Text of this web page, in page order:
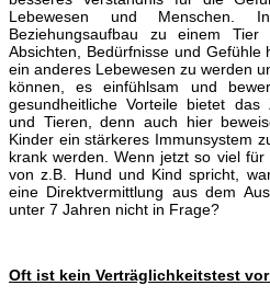
Lebewesen und
Beziehungsaufbau zu einem
Absichten, Bedürfnisse und Gefühle
ein anderes Lebewesen zu werden
können, es einfühlsam und
gesundheitliche Vorteile bietet das
und Tieren, denn auch hier
Kinder ein stärkeres Immunsystem
krank werden. Wenn jetzt so viel für
von z.B. Hund und Kind spricht,
eine Direktvermittlung aus dem
unter 7 Jahren nicht in Frage?
Oft ist kein Verträglichkeitstest